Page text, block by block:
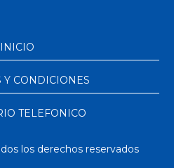
INICIO
Y CONDICIONES
TELEFONICO
los derechos reservados